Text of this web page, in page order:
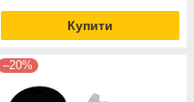
Купити
–20%